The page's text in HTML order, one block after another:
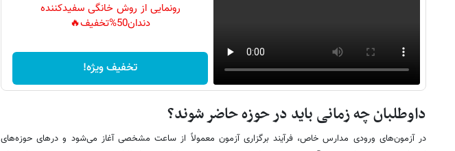
رونمایی از روش خانگی سفیدکننده
دندان50%تخفیف🔥
تخفیف ویژه!
داوطلبان چه زمانی باید در حوزه حاضر شوند؟
در آزمون‌های ورودی مدارس خاص، فرآیند برگزاری آزمون معمولاً از ساعت مشخصی آغاز می‌شود و درهای حوزه‌های